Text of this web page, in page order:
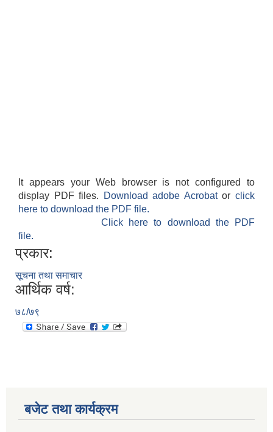
It appears your Web browser is not configured to
display PDF files.
Download adobe Acrobatorclick
here to download the PDF file.
Click here to download the PDF
file.
प्रकार:
सूचना तथा समाचार
आर्थिक वर्ष:
७८/७९
बजेट तथा कार्यक्रम